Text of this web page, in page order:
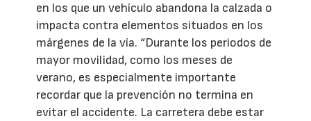
en los que un vehículo abandona la calzada o
impacta contra elementos situados en los
márgenes de la vía. “Durante los periodos de
mayor movilidad, como los meses de
verano, es especialmente importante
recordar que la prevención no termina en
evitar el accidente. La carretera debe estar